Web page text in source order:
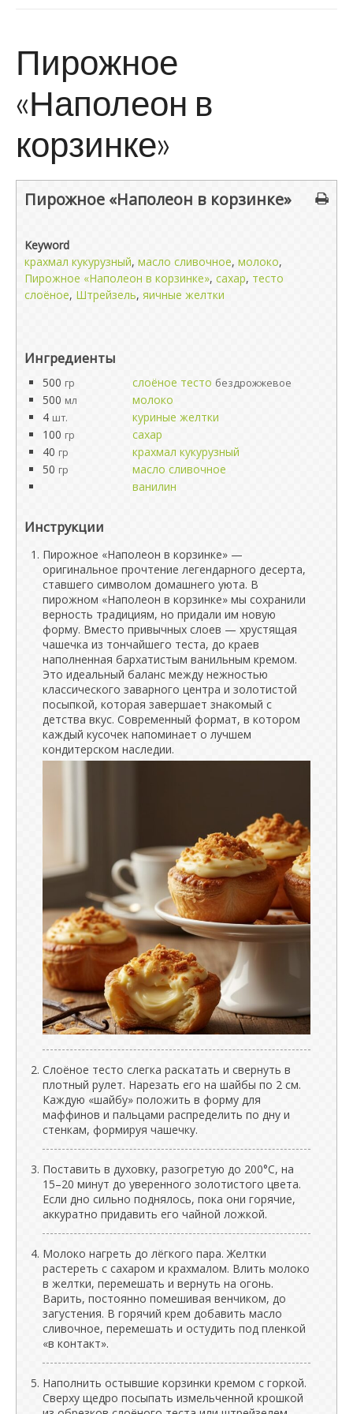
Пирожное
«Наполеон в
корзинке»
Пирожное «Наполеон в корзинке»
Keyword
крахмал кукурузный, масло сливочное, молоко,
Пирожное «Наполеон в корзинке», сахар, тесто
слоёное, Штрейзель, яичные желтки
Ингредиенты
500 гр слоёное тесто бездрожжевое
500 мл
молоко
4 шт.
куриные желтки
100 гр
сахар
40 гр
крахмал кукурузный
50 гр
масло сливочное
ванилин
Инструкции
Пирожное «Наполеон в корзинке» —
оригинальное прочтение легендарного десерта,
ставшего символом домашнего уюта. В
пирожном «Наполеон в корзинке» мы сохранили
верность традициям, но придали им новую
форму. Вместо привычных слоев — хрустящая
чашечка из тончайшего теста, до краев
наполненная бархатистым ванильным кремом.
Это идеальный баланс между нежностью
классического заварного центра и золотистой
посыпкой, которая завершает знакомый с
детства вкус. Современный формат, в котором
каждый кусочек напоминает о лучшем
кондитерском наследии.
Слоёное тесто слегка раскатать и свернуть в
плотный рулет. Нарезать его на шайбы по 2 см.
Каждую «шайбу» положить в форму для
маффинов и пальцами распределить по дну и
стенкам, формируя чашечку.
Поставить в духовку, разогретую до 200°C, на
15–20 минут до уверенного золотистого цвета.
Если дно сильно поднялось, пока они горячие,
аккуратно придавить его чайной ложкой.
Молоко нагреть до лёгкого пара. Желтки
растереть с сахаром и крахмалом. Влить молоко
в желтки, перемешать и вернуть на огонь.
Варить, постоянно помешивая венчиком, до
загустения. В горячий крем добавить масло
сливочное, перемешать и остудить под пленкой
«в контакт».
Наполнить остывшие корзинки кремом с горкой.
Сверху щедро посыпать измельченной крошкой